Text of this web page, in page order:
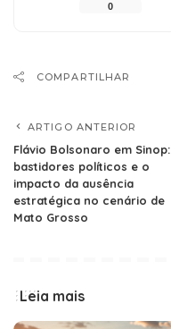
0
COMPARTILHAR
ARTIGO ANTERIOR
Flávio Bolsonaro em Sinop:
bastidores políticos e o
impacto da ausência
estratégica no cenário de
Mato Grosso
Leia mais